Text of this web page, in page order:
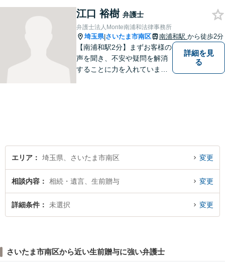
江口 裕樹 弁護士
弁護士法人Monte南浦和法律事務所
埼玉県|さいたま市南区 南浦和駅 から徒歩2分
【南浦和駅2分】まずお客様の
声を聞き、不安や疑問を解消
することに力を入れていま
い。
詳細を見
る
エリア 埼玉県、さいたま市南区 変更
相談内容 相続・遺言、生前贈与 変更
詳細条件 未選択 変更
さいたま市南区から近い生前贈与に強い弁護士